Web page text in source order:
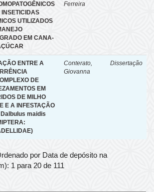
INSETICIDAS
UTILIZADOS
EM CANA-
Ferreira
ENTRE A
DE
EM
DE MILHO
E A INFESTAÇÃO
Dalbulus maidis
Conterato,
Giovanna
Dissertação
por Data de depósito na
1 para 20 de 111